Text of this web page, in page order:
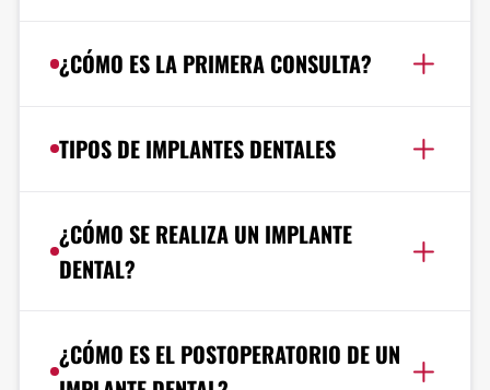
¿CÓMO ES LA PRIMERA CONSULTA?
TIPOS DE IMPLANTES DENTALES
¿CÓMO SE REALIZA UN IMPLANTE
DENTAL?
¿CÓMO ES EL POSTOPERATORIO DE UN